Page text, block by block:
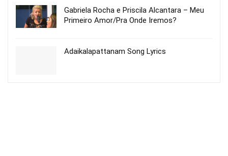
Gabriela Rocha e Priscila Alcantara – Meu
Primeiro Amor/Pra Onde Iremos?
Adaikalapattanam Song Lyrics